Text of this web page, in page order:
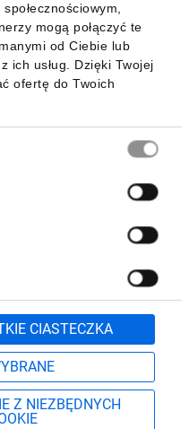
mogą połączyć te
od Ciebie lub
ich usług. Dzięki Twojej
ofertę do Twoich
CIASTECZKA
Z NIEZBĘDNYCH
mobilną:
71 37 61 600